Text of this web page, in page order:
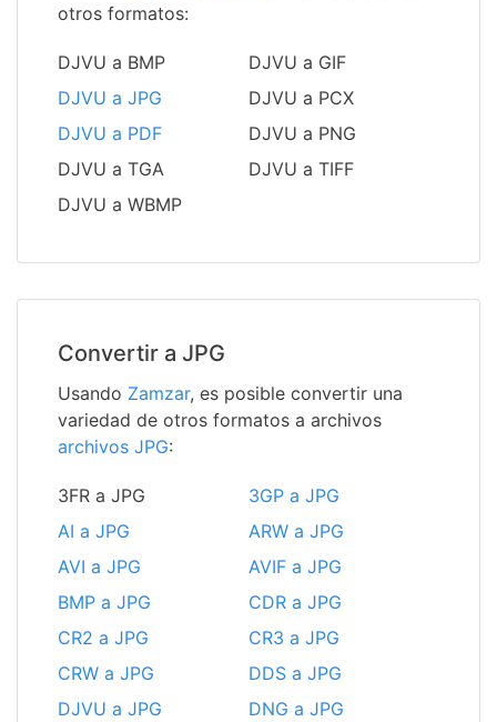
otros formatos:
DJVU a BMP
DJVU a GIF
DJVU a JPG
DJVU a PCX
DJVU a PDF
DJVU a PNG
DJVU a TGA
DJVU a TIFF
DJVU a WBMP
Convertir a JPG
Usando Zamzar, es posible convertir una
variedad de otros formatos a archivos
archivos JPG:
3FR a JPG
3GP a JPG
AI a JPG
ARW a JPG
AVI a JPG
AVIF a JPG
BMP a JPG
CDR a JPG
CR2 a JPG
CR3 a JPG
CRW a JPG
DDS a JPG
DJVU a JPG
DNG a JPG